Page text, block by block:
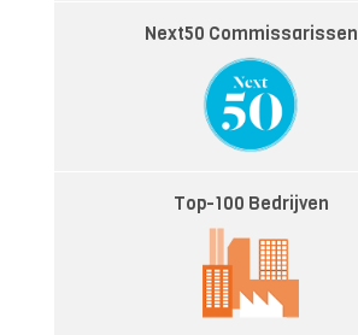
Next50 Commissarissen
Top-100 Bedrijven